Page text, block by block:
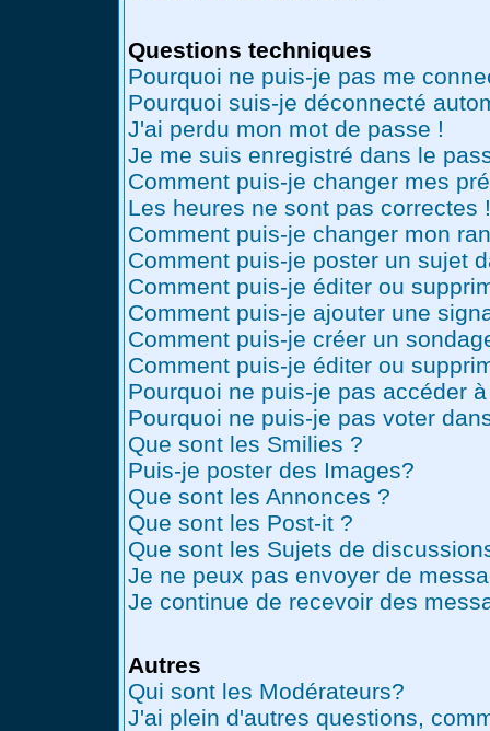
Questions techniques
Pourquoi ne puis-je pas me
Pourquoi suis-je déconnecté
J'ai perdu mon mot de passe !
Je me suis enregistré dans le
Comment puis-je changer mes
Les heures ne sont pas correctes !
Comment puis-je changer mon
Comment puis-je poster un sujet
Comment puis-je éditer ou
Comment puis-je ajouter une
Comment puis-je créer un
Comment puis-je éditer ou
Pourquoi ne puis-je pas accéder
Pourquoi ne puis-je pas voter
Que sont les Smilies ?
Puis-je poster des Images?
Que sont les Annonces ?
Que sont les Post-it ?
Que sont les Sujets de
Je ne peux pas envoyer de
Je continue de recevoir des
Autres
Qui sont les Modérateurs?
J'ai plein d'autres questions,